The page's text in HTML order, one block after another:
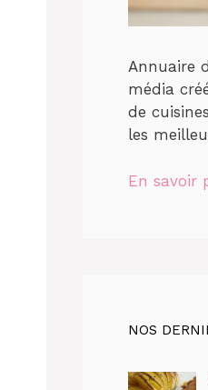
Annuaire
média
de
les
En savoir
NOS